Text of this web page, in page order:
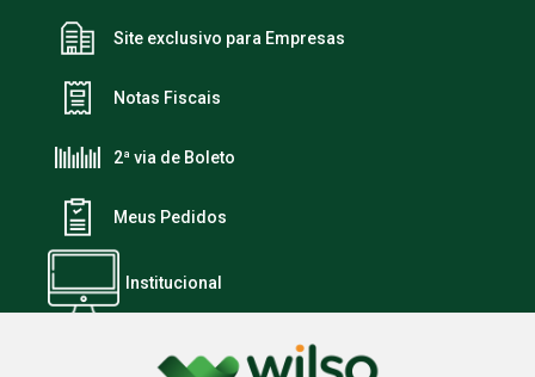
Site exclusivo para Empresas
Notas Fiscais
2ª via de Boleto
Meus Pedidos
Institucional